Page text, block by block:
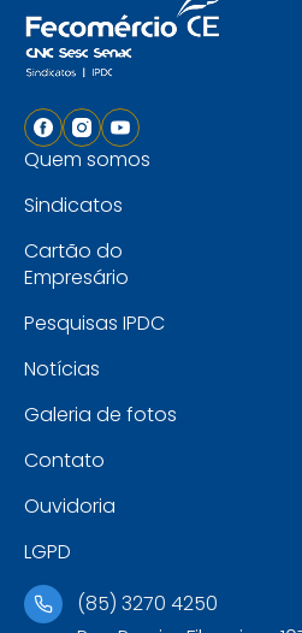
Quem somos
Sindicatos
Cartão do
Empresário
Pesquisas IPDC
Notícias
Galeria de fotos
Contato
Ouvidoria
LGPD
(85) 3270 4250